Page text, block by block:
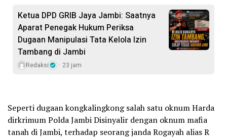
Ketua DPD GRIB Jaya Jambi: Saatnya
Aparat Penegak Hukum Periksa
Dugaan Manipulasi Tata Kelola Izin
Tambang di Jambi
Redaksi 23 jam
Seperti dugaan kongkalingkong salah satu oknum Harda
dirkrimum Polda Jambi Disinyalir dengan oknum mafia
tanah di Jambi, terhadap seorang janda Rogayah alias R